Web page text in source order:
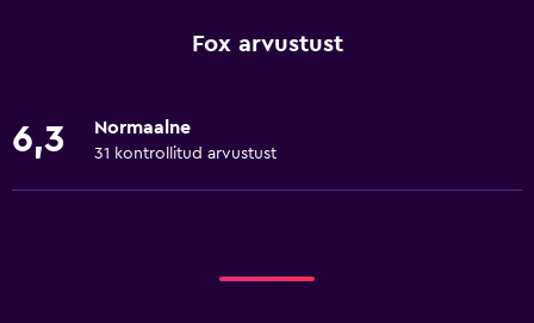
Fox arvustust
6,3 Normaalne
31 kontrollitud arvustust